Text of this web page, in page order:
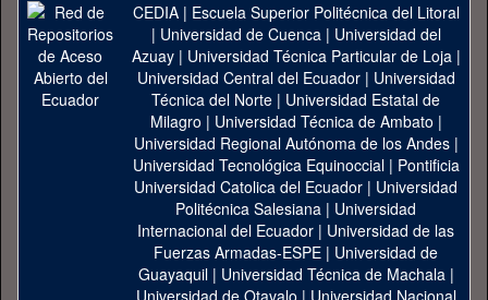
CEDIA| Escuela Superior Politécnica del Litoral
| Universidad de Cuenca| Universidad del
Azuay| Universidad Técnica Particular de Loja|
Universidad Central del Ecuador| Universidad
Técnica del Norte | Universidad Estatal de
Milagro | Universidad Técnica de Ambato |
Universidad Regional Autónoma de los Andes|
Universidad Tecnológica Equinoccial| Pontificia
Universidad Catolica del Ecuador | Universidad
Politécnica Salesiana | Universidad
Internacional del Ecuador | Universidad de las
Fuerzas Armadas-ESPE | Universidad de
Guayaquil| Universidad Técnica de Machala|
Universidad de Otavalo | Universidad Nacional